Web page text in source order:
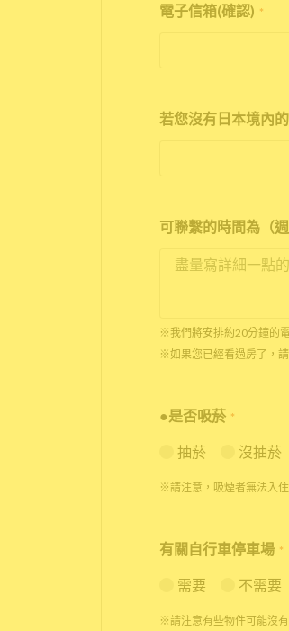
電子信箱(確認) *
若您沒有日本境內
可聯繫的時間為（
※我們將安排約20分鐘的
※如果您已經看過房了，請
●是否吸菸 *
抽菸 沒抽菸
※請注意，吸煙者無法入
有關自行車停車場 *
需要 不需要
※請注意有些物件可能沒